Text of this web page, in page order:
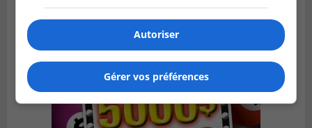
Autoriser
Gérer vos préférences